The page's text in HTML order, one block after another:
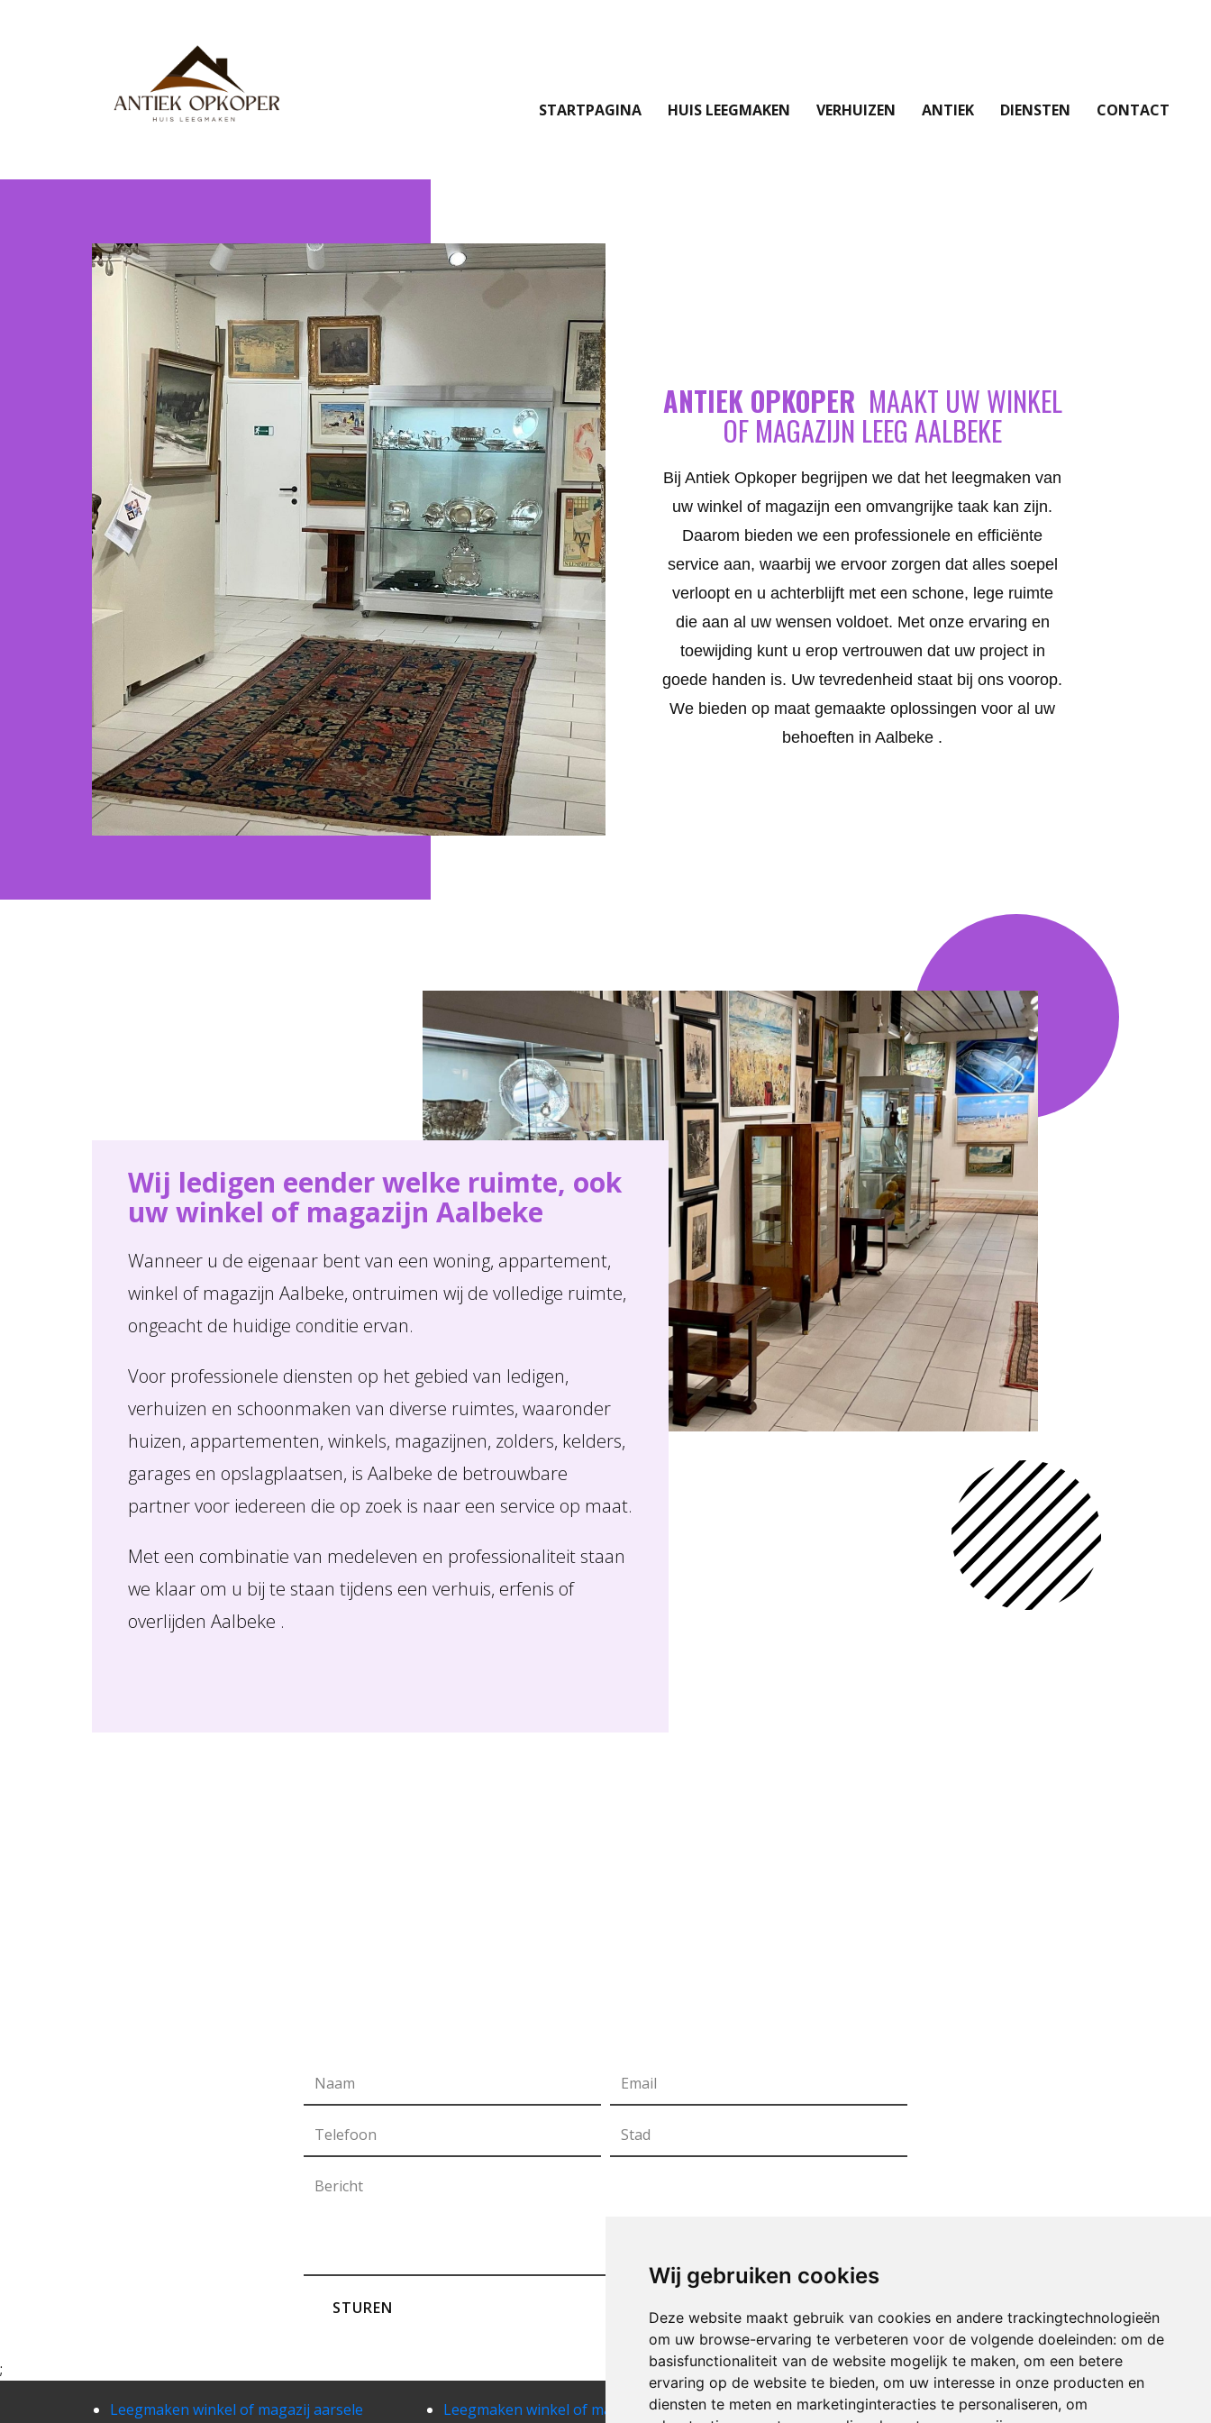
Wij gebruiken cookies
Deze website maakt gebruik van cookies en andere trackingtechnologieën
om uw browse-ervaring te verbeteren voor de volgende doeleinden: om de
basisfunctionaliteit van de website mogelijk te maken, om een betere
ervaring op de website te bieden, om uw interesse in onze producten en
diensten te meten en marketinginteracties te personaliseren, om
STARTPAGINA HUIS LEEGMAKEN VERHUIZEN ANTIEK DIENSTEN CONTACT
ANTIEK OPKOPER MAAKT UW WINKEL
OF MAGAZIJN LEEG AALBEKE
Bij Antiek Opkoper begrijpen we dat het leegmaken van
uw winkel of magazijn een omvangrijke taak kan zijn.
Daarom bieden we een professionele en efficiënte
service aan, waarbij we ervoor zorgen dat alles soepel
verloopt en u achterblijft met een schone, lege ruimte
die aan al uw wensen voldoet. Met onze ervaring en
toewijding kunt u erop vertrouwen dat uw project in
goede handen is. Uw tevredenheid staat bij ons voorop.
We bieden op maat gemaakte oplossingen voor al uw
behoeften in Aalbeke .
Wij ledigen eender welke ruimte, ook
uw winkel of magazijn Aalbeke
Wanneer u de eigenaar bent van een woning, appartement,
winkel of magazijn Aalbeke, ontruimen wij de volledige ruimte,
ongeacht de huidige conditie ervan.
Voor professionele diensten op het gebied van ledigen,
verhuizen en schoonmaken van diverse ruimtes, waaronder
huizen, appartementen, winkels, magazijnen, zolders, kelders,
garages en opslagplaatsen, is Aalbeke de betrouwbare
partner voor iedereen die op zoek is naar een service op maat.
Met een combinatie van medeleven en professionaliteit staan
we klaar om u bij te staan tijdens een verhuis, erfenis of
overlijden Aalbeke .
STUREN
;
Leegmaken winkel of magazij aarsele Leegmaken winkel of magazij aartrijke
Leegmaken winkel of magazij adinkerke